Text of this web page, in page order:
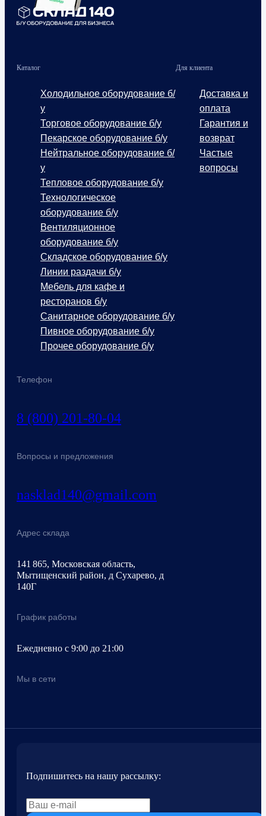
Телефон
8 (800) 201-80-04
Вопросы и предложения
nasklad140@gmail.com
Адрес склада
141 865, Московская область,
Мытищенский район, д Сухарево, д
140Г
График работы
Ежедневно с 9:00 до 21:00
Мы в сети
Каталог
Холодильное оборудование б/
у
Торговое оборудование б/у
Пекарское оборудование б/у
Нейтральное оборудование б/
у
Тепловое оборудование б/у
Технологическое
оборудование б/у
Вентиляционное
оборудование б/у
Складское оборудование б/у
Линии раздачи б/у
Мебель для кафе и
ресторанов б/у
Санитарное оборудование б/у
Пивное оборудование б/у
Прочее оборудование б/у
Для клиента
Доставка и
оплата
Гарантия и
возврат
Частые
вопросы
Подпишитесь на нашу рассылку: